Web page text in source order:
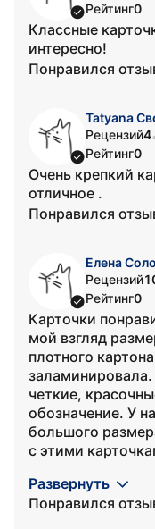
Рейтинг0
Классные
интересно!
Понравился
Tatyana
Рецензий4
Рейтинг0
Очень крепкий
отличное .
Понравился
Елена
Рецензий
Рейтинг0
Карточки
мой взгляд
плотного
четкие,
обозначение. У
большого
с этими
Развернуть
Понравился